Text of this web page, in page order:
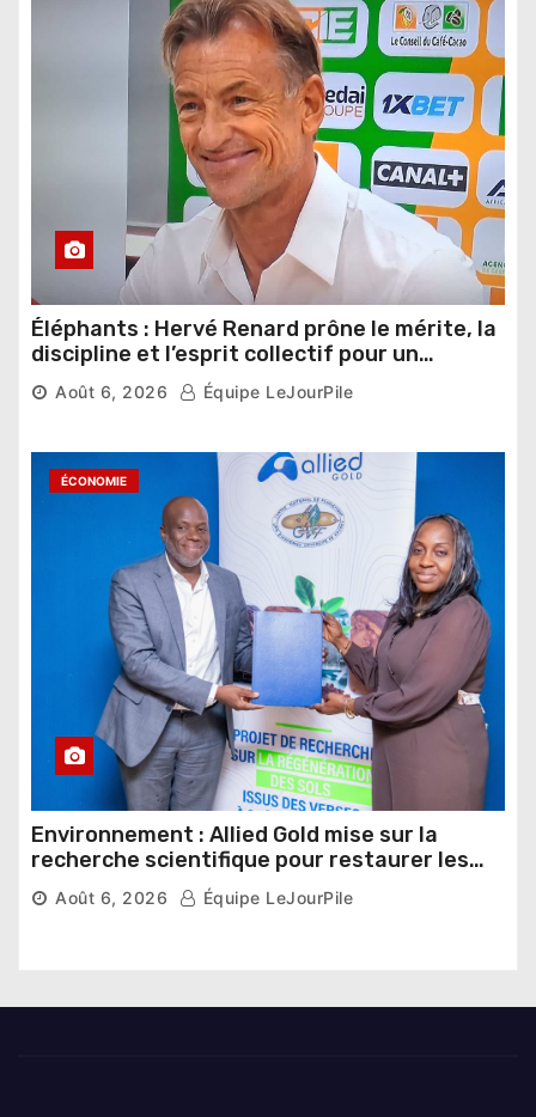
Éléphants : Hervé Renard prône le mérite, la
discipline et l’esprit collectif pour un
nouveau départ
Août 6, 2026 Équipe LeJourPile
ÉCONOMIE
Environnement : Allied Gold mise sur la
recherche scientifique pour restaurer les
sols de ses sites miniers
Août 6, 2026 Équipe LeJourPile